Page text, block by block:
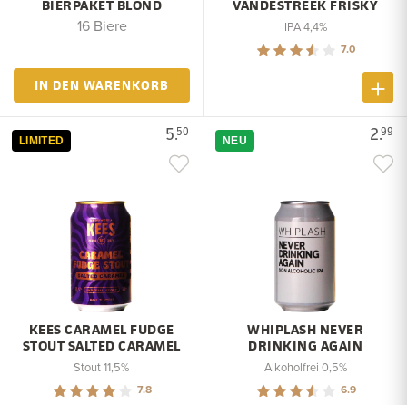
BIERPAKET BLOND
16 Biere
IN DEN WARENKORB
VANDESTREEK FRISKY
IPA 4,4%
7.0
5.50
LIMITED
KEES CARAMEL FUDGE
STOUT SALTED CARAMEL
Stout 11,5%
7.8
2.99
NEU
WHIPLASH NEVER
DRINKING AGAIN
Alkoholfrei 0,5%
6.9